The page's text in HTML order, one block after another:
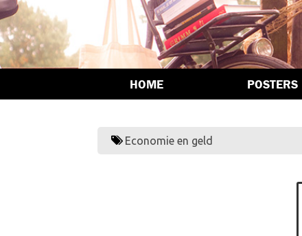
HOME POSTERS
Economie en geld